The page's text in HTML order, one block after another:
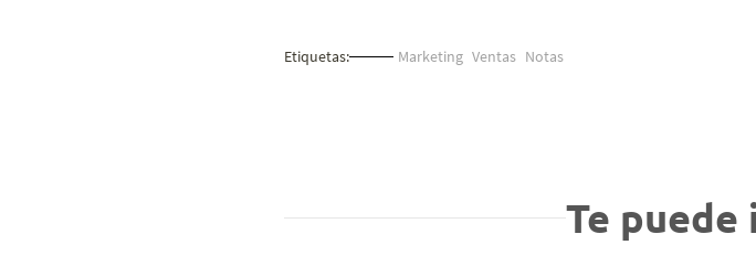
Etiquetas: Marketing Ventas Notas
Te